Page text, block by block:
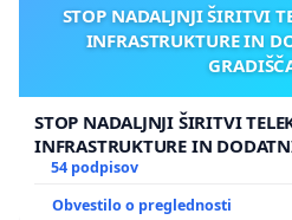
STOP NADALJNJI ŠIRITVI
INFRASTRUKTURE IN
STOP NADALJNJI ŠIRITVI
INFRASTRUKTURE IN
GRADIŠČAKU
54 podpisov
Obvestilo o preglednosti